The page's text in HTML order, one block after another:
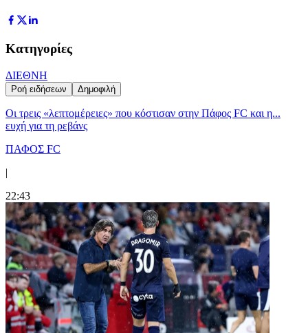
Κατηγορίες
ΔΙΕΘΝΗ
Ροή ειδήσεων Δημοφιλή
Οι τρεις «λεπτομέρειες» που κόστισαν στην Πάφος FC και η...
ευχή για τη ρεβάνς
ΠΑΦΟΣ FC
|
22:43